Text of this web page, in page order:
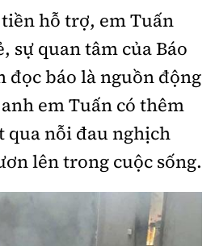
hỗ trợ, em Tuấn
sự quan tâm của Báo
đọc báo là nguồn động
em Tuấn có thêm
nỗi đau nghịch
lên trong cuộc sống.